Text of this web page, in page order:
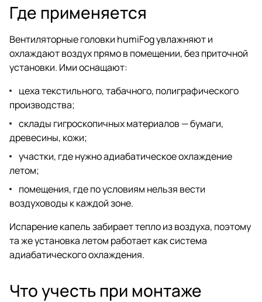
Где применяется
Вентиляторные головки humiFog увлажняют и
охлаждают воздух прямо в помещении, без приточной
установки. Ими оснащают:
цеха текстильного, табачного, полиграфического
производства;
склады гигроскопичных материалов — бумаги,
древесины, кожи;
участки, где нужно адиабатическое охлаждение
летом;
помещения, где по условиям нельзя вести
воздуховоды к каждой зоне.
Испарение капель забирает тепло из воздуха, поэтому
та же установка летом работает как система
адиабатического охлаждения.
Что учесть при монтаже